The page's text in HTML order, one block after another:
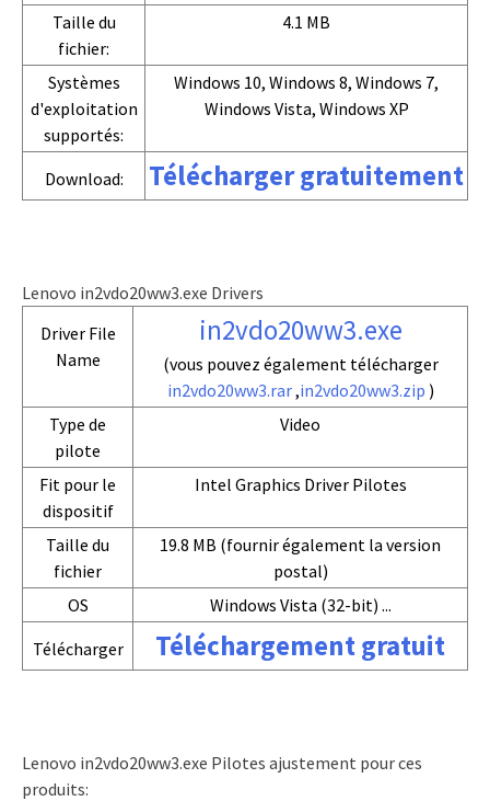
Taille du
fichier:
4.1 MB
Systèmes
d'exploitation
supportés:
Windows 10, Windows 8, Windows 7,
Windows Vista, Windows XP
Download: Télécharger gratuitement
Lenovo in2vdo20ww3.exe Drivers
Driver File
Name
in2vdo20ww3.exe
(vous pouvez également télécharger
in2vdo20ww3.rar,in2vdo20ww3.zip )
Type de
pilote
Video
Fit pour le
dispositif
Intel Graphics Driver Pilotes
Taille du
fichier
19.8 MB (fournir également la version
postal)
OS
Windows Vista (32-bit) ...
Télécharger
Téléchargement gratuit
Lenovo in2vdo20ww3.exe Pilotes ajustement pour ces
produits: